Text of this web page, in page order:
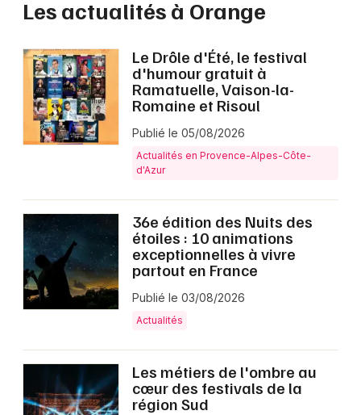
Les actualités à Orange
Le Drôle d'Été, le festival
d'humour gratuit à
Ramatuelle, Vaison-la-
Romaine et Risoul
Publié le 05/08/2026
Actualités en Provence-Alpes-Côte-
d'Azur
36e édition des Nuits des
étoiles : 10 animations
exceptionnelles à vivre
partout en France
Publié le 03/08/2026
Actualités
Les métiers de l'ombre au
cœur des festivals de la
région Sud